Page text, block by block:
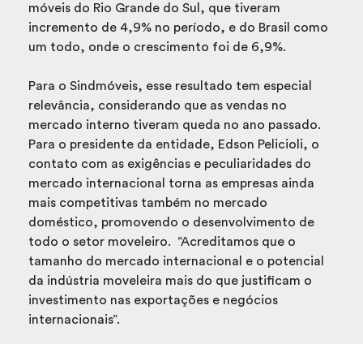
móveis do Rio Grande do Sul, que tiveram
incremento de 4,9% no período, e do Brasil como
um todo, onde o crescimento foi de 6,9%.
Para o Sindmóveis, esse resultado tem especial
relevância, considerando que as vendas no
mercado interno tiveram queda no ano passado.
Para o presidente da entidade, Edson Pelicioli, o
contato com as exigências e peculiaridades do
mercado internacional torna as empresas ainda
mais competitivas também no mercado
doméstico, promovendo o desenvolvimento de
todo o setor moveleiro. “Acreditamos que o
tamanho do mercado internacional e o potencial
da indústria moveleira mais do que justificam o
investimento nas exportações e negócios
internacionais”.